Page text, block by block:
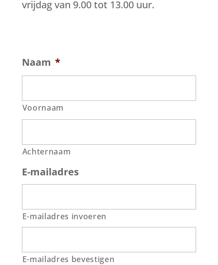
vrijdag van 9.00 tot 13.00 uur.
Naam *
Voornaam
Achternaam
E-mailadres
E-mailadres invoeren
E-mailadres bevestigen